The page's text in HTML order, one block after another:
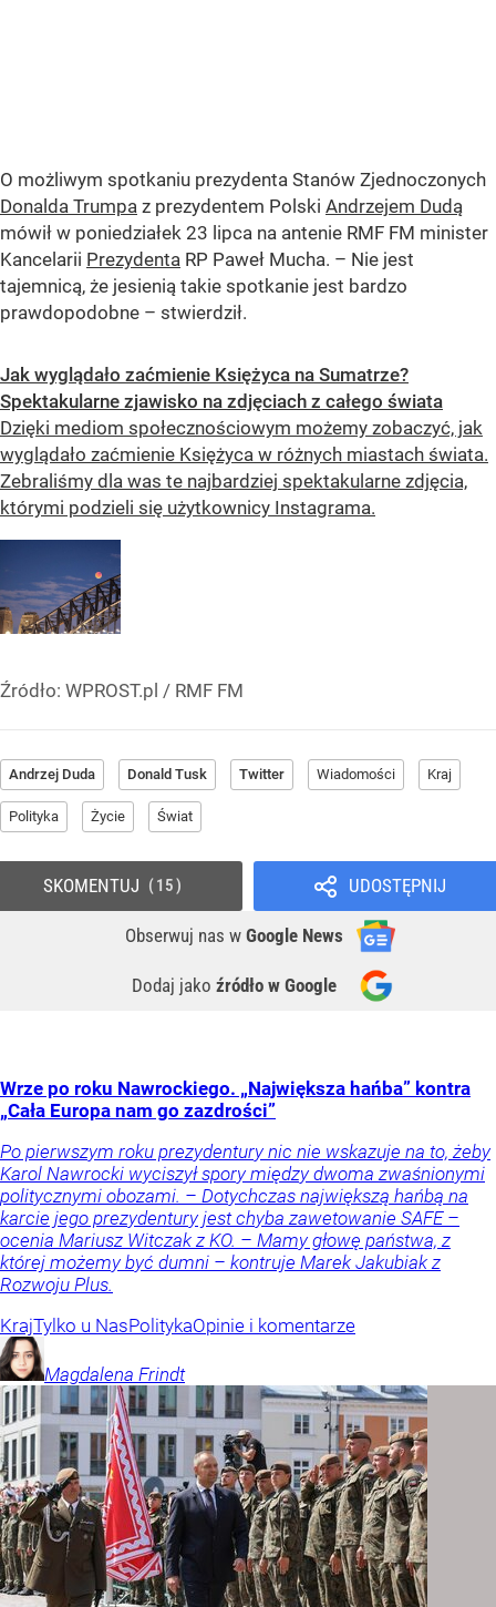
O możliwym spotkaniu prezydenta Stanów Zjednoczonych
Donalda Trumpa z prezydentem Polski Andrzejem Dudą
mówił w poniedziałek 23 lipca na antenie RMF FM minister
Kancelarii Prezydenta RP Paweł Mucha. – Nie jest
tajemnicą, że jesienią takie spotkanie jest bardzo
prawdopodobne – stwierdził.
Jak wyglądało zaćmienie Księżyca na Sumatrze?
Spektakularne zjawisko na zdjęciach z całego świata
Dzięki mediom społecznościowym możemy zobaczyć, jak
wyglądało zaćmienie Księżyca w różnych miastach świata.
Zebraliśmy dla was te najbardziej spektakularne zdjęcia,
którymi podzieli się użytkownicy Instagrama.
Źródło: WPROST.pl / RMF FM
Andrzej Duda Donald Tusk Twitter Wiadomości Kraj
Polityka Życie Świat
UDOSTĘPNIJ
Obserwuj nas w Google News
Dodaj jako źródło w Google
SKOMENTUJ 15
Wrze po roku Nawrockiego. „Największa hańba” kontra
„Cała Europa nam go zazdrości”
Po pierwszym roku prezydentury nic nie wskazuje na to, żeby
Karol Nawrocki wyciszył spory między dwoma zwaśnionymi
politycznymi obozami. – Dotychczas największą hańbą na
karcie jego prezydentury jest chyba zawetowanie SAFE –
ocenia Mariusz Witczak z KO. – Mamy głowę państwa, z
której możemy być dumni – kontruje Marek Jakubiak z
Rozwoju Plus.
KrajTylko u NasPolitykaOpinie i komentarze
Magdalena Frindt